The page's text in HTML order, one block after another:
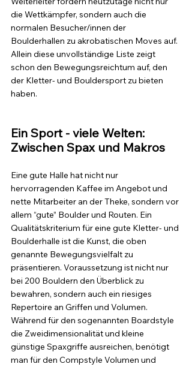
die Wettkämpfer, sondern auch die
normalen Besucher/innen der
Boulderhallen zu akrobatischen Moves auf.
Allein diese unvollständige Liste zeigt
schon den Bewegungsreichtum auf, den
der Kletter- und Bouldersport zu bieten
haben.
Ein Sport - viele Welten:
Zwischen Spax und Makros
Eine gute Halle hat nicht nur
hervorragenden Kaffee im Angebot und
nette Mitarbeiter an der Theke, sondern vor
allem “gute” Boulder und Routen. Ein
Qualitätskriterium für eine gute Kletter- und
Boulderhalle ist die Kunst, die oben
genannte Bewegungsvielfalt zu
präsentieren. Voraussetzung ist nicht nur
bei 200 Bouldern den Überblick zu
bewahren, sondern auch ein riesiges
Repertoire an Griffen und Volumen.
Während für den sogenannten Boardstyle
die Zweidimensionalität und kleine
günstige Spaxgriffe ausreichen, benötigt
man für den Compstyle Volumen und